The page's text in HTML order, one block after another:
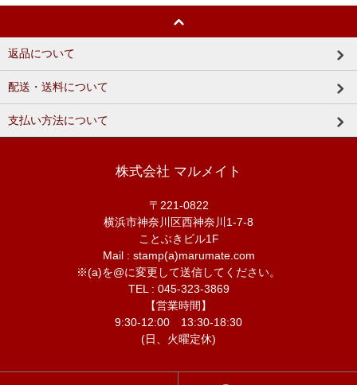
返品について
配送・送料について
支払い方法について
株式会社 マルメイト
〒221-0822
横浜市神奈川区西神奈川1-7-8
ことぶきビル1F
Mail : stamp(a)marumate.com
※(a)を@に変更して送信してください。
TEL : 045-323-3869
【営業時間】
9:30-12:00 13:30-18:30
(日、火曜定休)